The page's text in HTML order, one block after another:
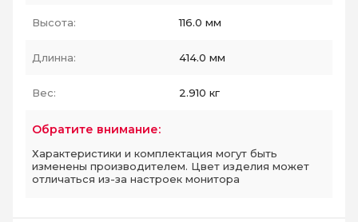
Высота: 116.0 мм
Длинна: 414.0 мм
Вес: 2.910 кг
Обратите внимание:
Характеристики и комплектация могут быть
изменены производителем. Цвет изделия может
отличаться из-за настроек монитора